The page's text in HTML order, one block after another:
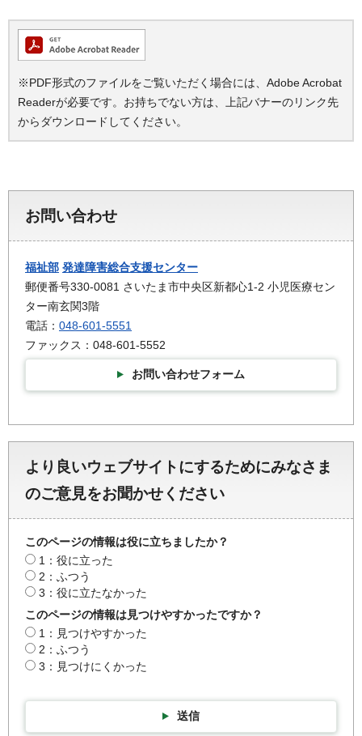
※PDF形式のファイルをご覧いただく場合には、Adobe Acrobat
Readerが必要です。お持ちでない方は、上記バナーのリンク先
からダウンロードしてください。
お問い合わせ
福祉部 発達障害総合支援センター
郵便番号330-0081 さいたま市中央区新都心1-2 小児医療セン
ター南玄関3階
電話： 048-601-5551
ファックス：048-601-5552
お問い合わせフォーム
より良いウェブサイトにするためにみなさま
のご意見をお聞かせください
このページの情報は役に立ちましたか？
1：役に立った
2：ふつう
3：役に立たなかった
このページの情報は見つけやすかったですか？
1：見つけやすかった
2：ふつう
3：見つけにくかった
送信